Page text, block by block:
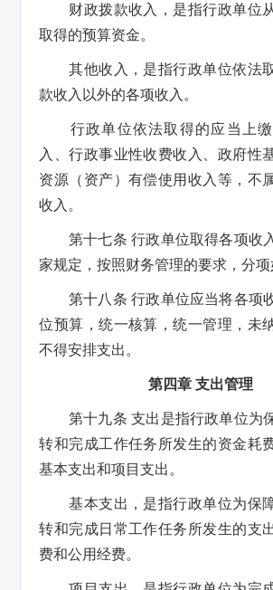
财政拨款收入，是指行政单位
取得的预算资金。
其他收入，是指行政单位依法
款收入以外的各项收入。
行政单位依法取得的应当上缴
入、行政事业性收费收入、政府性
资源（资产）有偿使用收入等，不
收入。
第十七条 行政单位取得各项收
家规定，按照财务管理的要求，分项
第十八条 行政单位应当将各项
位预算，统一核算，统一管理，未
不得安排支出。
第四章 支出管理
第十九条 支出是指行政单位为
转和完成工作任务所发生的资金耗
基本支出和项目支出。
基本支出，是指行政单位为保
转和完成日常工作任务所发生的支
费和公用经费。